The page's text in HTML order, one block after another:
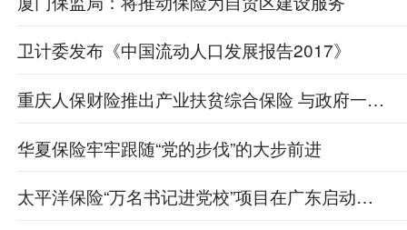
卫计委发布《中国流动人口发展报告2017》
重庆人保财险推出产业扶贫综合保险 与政府一起打响脱贫攻坚战
华夏保险牢牢跟随“党的步伐”的大步前进
太平洋保险“万名书记进党校”项目在广东启动啦！